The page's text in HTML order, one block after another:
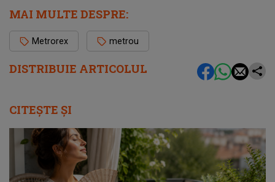
DISTRIBUIE ARTICOLUL
MAI MULTE DESPRE:
Metrorex metrou
CITEȘTE ȘI